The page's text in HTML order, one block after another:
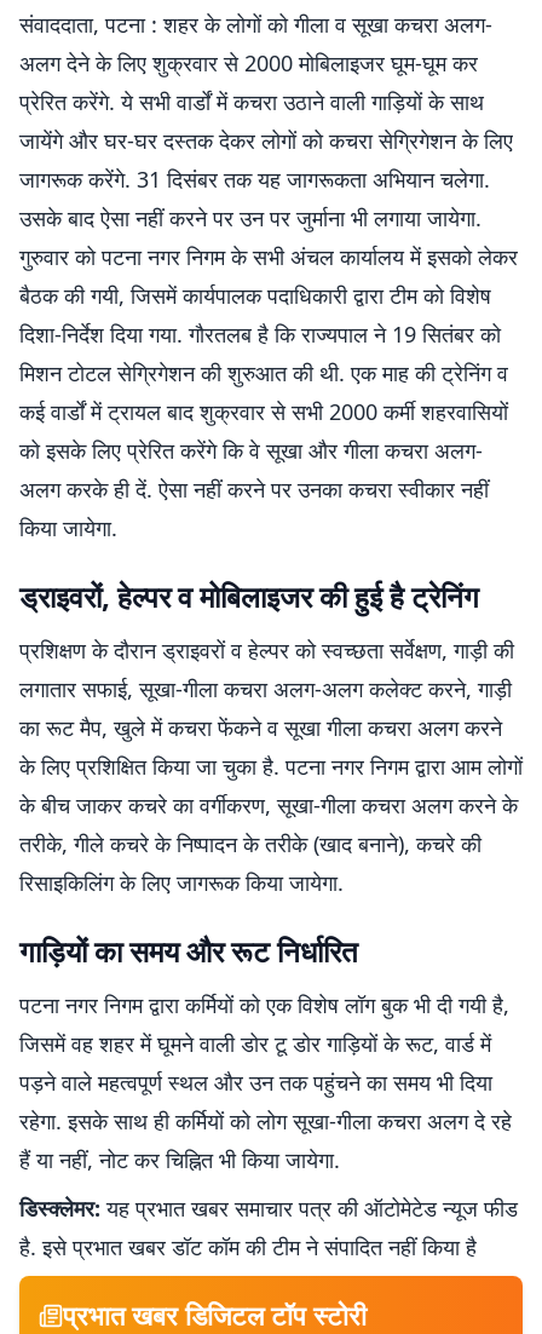
संवाददाता, पटना : शहर के लोगों को गीला व सूखा कचरा अलग-
अलग देने के लिए शुक्रवार से 2000 मोबिलाइजर घूम-घूम कर
प्रेरित करेंगे. ये सभी वार्डों में कचरा उठाने वाली गाड़ियों के साथ
जायेंगे और घर-घर दस्तक देकर लोगों को कचरा सेग्रिगेशन के लिए
जागरूक करेंगे. 31 दिसंबर तक यह जागरूकता अभियान चलेगा.
उसके बाद ऐसा नहीं करने पर उन पर जुर्माना भी लगाया जायेगा.
गुरुवार को पटना नगर निगम के सभी अंचल कार्यालय में इसको लेकर
बैठक की गयी, जिसमें कार्यपालक पदाधिकारी द्वारा टीम को विशेष
दिशा-निर्देश दिया गया. गौरतलब है कि राज्यपाल ने 19 सितंबर को
मिशन टोटल सेग्रिगेशन की शुरुआत की थी. एक माह की ट्रेनिंग व
कई वार्डों में ट्रायल बाद शुक्रवार से सभी 2000 कर्मी शहरवासियों
को इसके लिए प्रेरित करेंगे कि वे सूखा और गीला कचरा अलग-
अलग करके ही दें. ऐसा नहीं करने पर उनका कचरा स्वीकार नहीं
किया जायेगा.
ड्राइवरों, हेल्पर व मोबिलाइजर की हुई है ट्रेनिंग
प्रशिक्षण के दौरान ड्राइवरों व हेल्पर को स्वच्छता सर्वेक्षण, गाड़ी की
लगातार सफाई, सूखा-गीला कचरा अलग-अलग कलेक्ट करने, गाड़ी
का रूट मैप, खुले में कचरा फेंकने व सूखा गीला कचरा अलग करने
के लिए प्रशिक्षित किया जा चुका है. पटना नगर निगम द्वारा आम लोगों
के बीच जाकर कचरे का वर्गीकरण, सूखा-गीला कचरा अलग करने के
तरीके, गीले कचरे के निष्पादन के तरीके (खाद बनाने), कचरे की
रिसाइकिलिंग के लिए जागरूक किया जायेगा.
गाड़ियों का समय और रूट निर्धारित
पटना नगर निगम द्वारा कर्मियों को एक विशेष लॉग बुक भी दी गयी है,
जिसमें वह शहर में घूमने वाली डोर टू डोर गाड़ियों के रूट, वार्ड में
पड़ने वाले महत्वपूर्ण स्थल और उन तक पहुंचने का समय भी दिया
रहेगा. इसके साथ ही कर्मियों को लोग सूखा-गीला कचरा अलग दे रहे
हैं या नहीं, नोट कर चिह्नित भी किया जायेगा.
डिस्क्लेमर: यह प्रभात खबर समाचार पत्र की ऑटोमेटेड न्यूज फीड
है. इसे प्रभात खबर डॉट कॉम की टीम ने संपादित नहीं किया है
प्रभात खबर डिजिटल टॉप स्टोरी